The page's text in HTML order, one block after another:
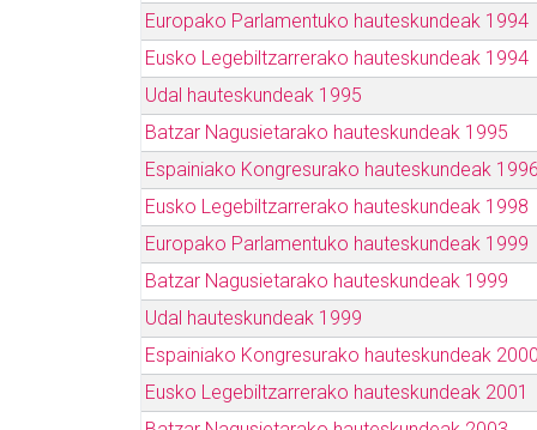
Europako Parlamentuko hauteskundeak 1994
Eusko Legebiltzarrerako hauteskundeak 1994
Udal hauteskundeak 1995
Batzar Nagusietarako hauteskundeak 1995
Espainiako Kongresurako hauteskundeak 1996
Eusko Legebiltzarrerako hauteskundeak 1998
Europako Parlamentuko hauteskundeak 1999
Batzar Nagusietarako hauteskundeak 1999
Udal hauteskundeak 1999
Espainiako Kongresurako hauteskundeak 2000
Eusko Legebiltzarrerako hauteskundeak 2001